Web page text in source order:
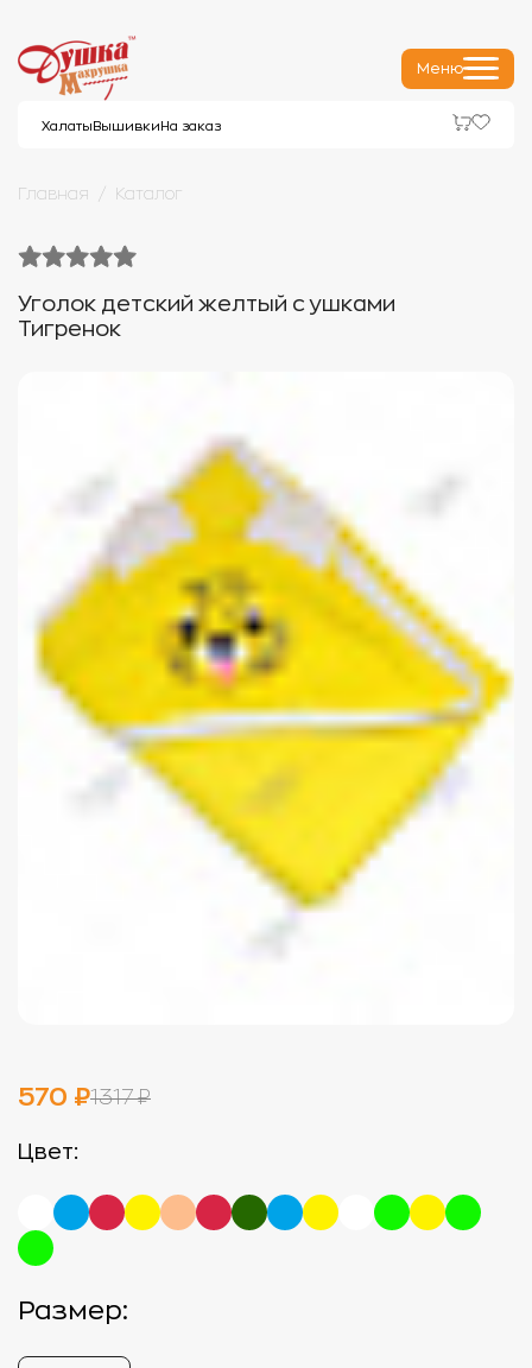
Меню
Халаты Вышивки На заказ
Главная Каталог
Уголок детский желтый с ушками
Тигренок
570 ₽1317 ₽
Цвет:
Размер: